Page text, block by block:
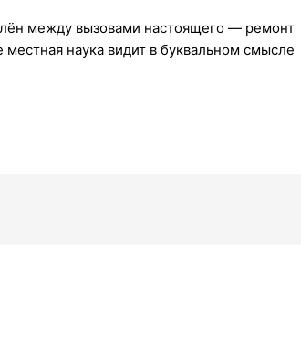
между вызовами настоящего — ремонт
наука видит в буквальном смысле